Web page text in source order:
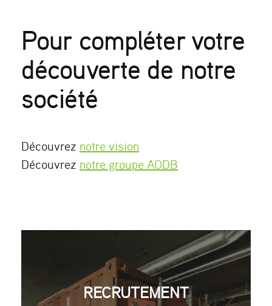
Pour compléter votre
découverte de notre
société
Découvrez notre vision
Découvrez notre groupe AODB
RECRUTEMENT